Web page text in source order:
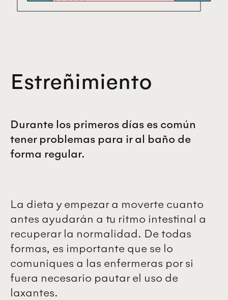
Estreñimiento
Durante los primeros días es común
tener problemas para ir al baño de
forma regular.
La dieta y empezar a moverte cuanto
antes ayudarán a tu ritmo intestinal a
recuperar la normalidad. De todas
formas, es importante que se lo
comuniques a las enfermeras por si
fuera necesario pautar el uso de
laxantes.